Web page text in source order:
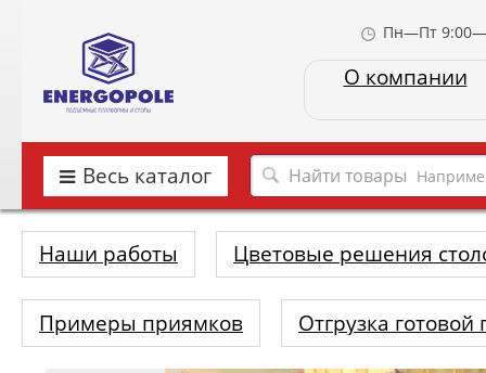
Пн—Пт
О компании
Весь каталог
Наши работы Цветовые решения
Примеры приямков Отгрузка